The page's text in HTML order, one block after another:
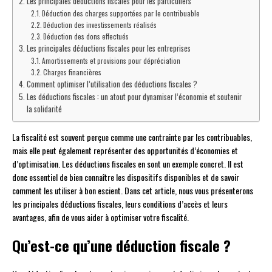
Déduction des charges supportées par le contribuable
Déduction des investissements réalisés
Déduction des dons effectués
Les principales déductions fiscales pour les entreprises
Amortissements et provisions pour dépréciation
Charges financières
Comment optimiser l’utilisation des déductions fiscales ?
Les déductions fiscales : un atout pour dynamiser l’économie et soutenir
la solidarité
La fiscalité est souvent perçue comme une contrainte par les contribuables,
mais elle peut également représenter des opportunités d’économies et
d’optimisation. Les déductions fiscales en sont un exemple concret. Il est
donc essentiel de bien connaître les dispositifs disponibles et de savoir
comment les utiliser à bon escient. Dans cet article, nous vous présenterons
les principales déductions fiscales, leurs conditions d’accès et leurs
avantages, afin de vous aider à optimiser votre fiscalité.
Qu’est-ce qu’une déduction fiscale ?